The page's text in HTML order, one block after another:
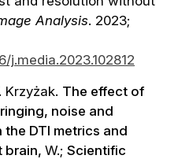
Analysis. 2023;
j.media.2023.102812
Krzyżak. The effect of
noise and
DTI metrics and
brain, W.; Scientific